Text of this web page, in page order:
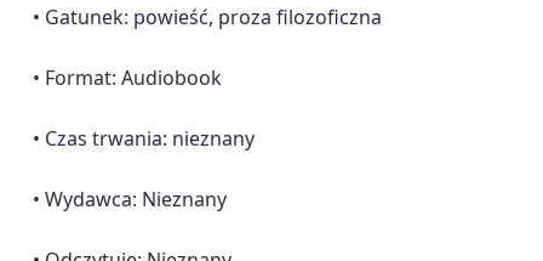
• Gatunek: powieść, proza filozoficzna
• Format: Audiobook
• Czas trwania: nieznany
• Wydawca: Nieznany